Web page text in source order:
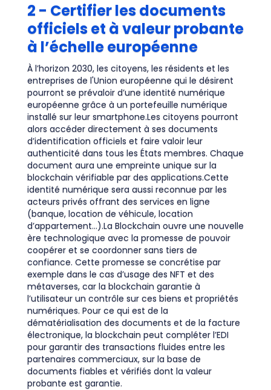
2 - Certifier les documents
officiels et à valeur probante
à l’échelle européenne
À l’horizon 2030, les citoyens, les résidents et les
entreprises de l'Union européenne qui le désirent
pourront se prévaloir d’une identité numérique
européenne grâce à un portefeuille numérique
installé sur leur smartphone.Les citoyens pourront
alors accéder directement à ses documents
d’identification officiels et faire valoir leur
authenticité dans tous les États membres. Chaque
document aura une empreinte unique sur la
blockchain vérifiable par des applications.Cette
identité numérique sera aussi reconnue par les
acteurs privés offrant des services en ligne
(banque, location de véhicule, location
d’appartement…).La Blockchain ouvre une nouvelle
ère technologique avec la promesse de pouvoir
coopérer et se coordonner sans tiers de
confiance. Cette promesse se concrétise par
exemple dans le cas d’usage des NFT et des
métaverses, car la blockchain garantie à
l’utilisateur un contrôle sur ces biens et propriétés
numériques. Pour ce qui est de la
dématérialisation des documents et de la facture
électronique, la blockchain peut compléter l’EDI
pour garantir des transactions fluides entre les
partenaires commerciaux, sur la base de
documents fiables et vérifiés dont la valeur
probante est garantie.